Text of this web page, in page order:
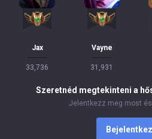
Jax
33,736
Vayne
31,931
Szeretnéd megtekinteni a
Jelentkezz meg most